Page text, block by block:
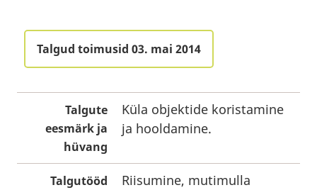
Talgud toimusid 03. mai 2014
Talgute
eesmärk ja
hüvang
Küla objektide koristamine
ja hooldamine.
Talgutööd
Riisumine, mutimulla